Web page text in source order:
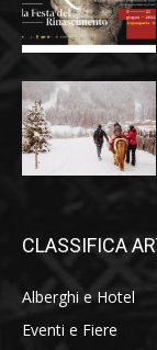
CLASSIFICA
Alberghi e Hotel
Eventi e Fiere